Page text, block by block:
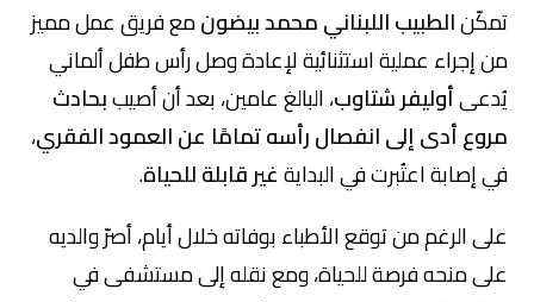
تمكّنالطبيب اللبناني محمد بيضونمع فريق عمل مميز
من إجراء عملية استثنائية لإعادة وصل رأس طفل ألماني
يُدعىأوليفر شتاوب، البالغ عامين، بعد أن أصيببحادث
مروع أدى إلى انفصال رأسه تمامًا عن العمود الفقري،
في إصابة اعتُبرت في البدايةغير قابلة للحياة.
على الرغم من توقع الأطباء بوفاته خلال أيام، أصرّ والديه
على منحه فرصة للحياة، ومع نقله إلى مستشفى في